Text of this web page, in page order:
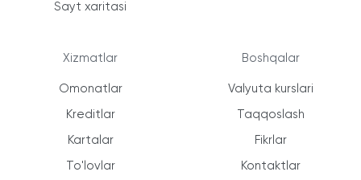
Sayt xaritasi
Xizmatlar
Omonatlar
Kreditlar
Kartalar
To'lovlar
Boshqalar
Valyuta kurslari
Taqqoslash
Fikrlar
Kontaktlar